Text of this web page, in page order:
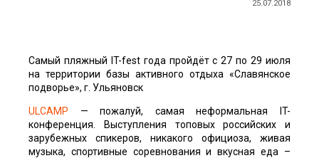
25.07.2018
Самый пляжный IT-fest года пройдёт с 27 по 29 июля
на территории базы активного отдыха «Славянское
подворье», г. Ульяновск
ULCAMP — пожалуй, самая неформальная IT-
конференция. Выступления топовых российских и
зарубежных спикеров, никакого официоза, живая
музыка, спортивные соревнования и вкусная еда –